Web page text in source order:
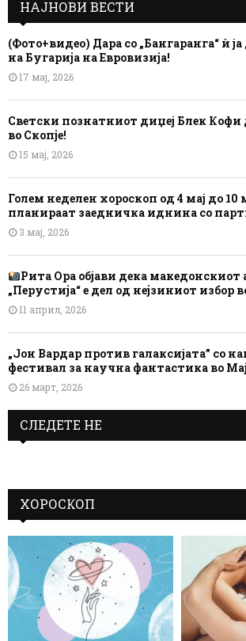
НАЈНОВИ ВЕСТИ
(Фото+видео) Дара со „Бангаранга“ ѝ
на Бугарија на Евровизија!
17 мај, 2026
Светски познатниот диџеј Блек Кофи
во Скопје!
15 мај, 2026
Голем неделен хороскоп од 4 мај до 10
планираат заедничка иднина со
3 мај, 2026
Рита Ора објави дека македонскиот
„Перустија“ е дел од нејзиниот избор
11 април, 2026
„Јон Вардар против галаксијата” со
фестивал за научна фантастика во
26 март, 2026
СЛЕДЕТЕ НЕ
ХОРОСКОП